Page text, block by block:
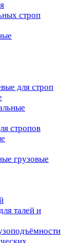
строп
для строп
стропов
грузовые
талей и